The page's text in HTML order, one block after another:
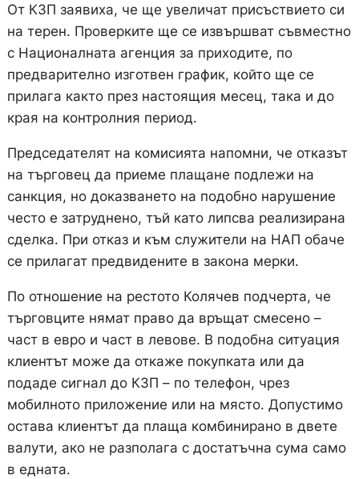
От КЗП заявиха, че ще увеличат присъствието си
на терен. Проверките ще се извършват съвместно
с Националната агенция за приходите, по
предварително изготвен график, който ще се
прилага както през настоящия месец, така и до
края на контролния период.
Председателят на комисията напомни, че отказът
на търговец да приеме плащане подлежи на
санкция, но доказването на подобно нарушение
често е затруднено, тъй като липсва реализирана
сделка. При отказ и към служители на НАП обаче
се прилагат предвидените в закона мерки.
По отношение на рестото Колячев подчерта, че
търговците нямат право да връщат смесено –
част в евро и част в левове. В подобна ситуация
клиентът може да откаже покупката или да
подаде сигнал до КЗП – по телефон, чрез
мобилното приложение или на място. Допустимо
остава клиентът да плаща комбинирано в двете
валути, ако не разполага с достатъчна сума само
в едната.